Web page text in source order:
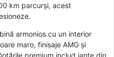
km parcurși, acest
armonios cu un interior
maro, finisaje AMG și
premium includ jante din